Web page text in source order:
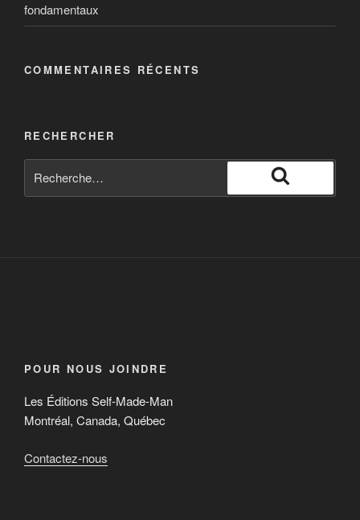
fondamentaux
COMMENTAIRES RÉCENTS
RECHERCHER
POUR NOUS JOINDRE
Les Éditions Self-Made-Man
Montréal, Canada, Québec
Contactez-nous